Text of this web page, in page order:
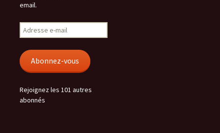
email.
Adresse
e-
Abonnez-vous
Rejoignez les 101 autres
abonnés